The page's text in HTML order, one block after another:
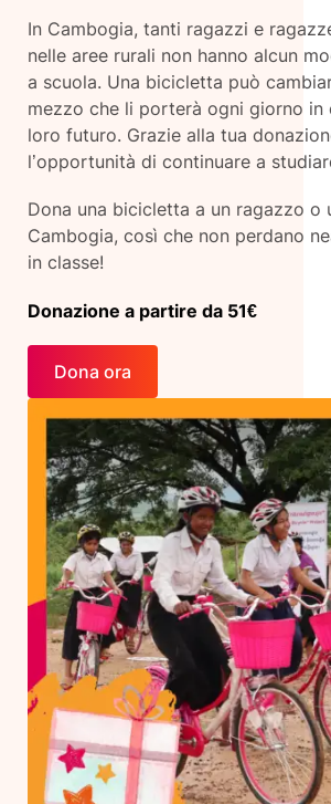
In Cambogia, tanti ragazzi e
nelle aree rurali non hanno alcun
a scuola. Una bicicletta può
mezzo che li porterà ogni giorno in
loro futuro. Grazie alla tua
l’opportunità di continuare a
Dona una bicicletta a un ragazzo o
Cambogia, così che non perdano
in classe!
Donazione a partire da 51€
Dona ora